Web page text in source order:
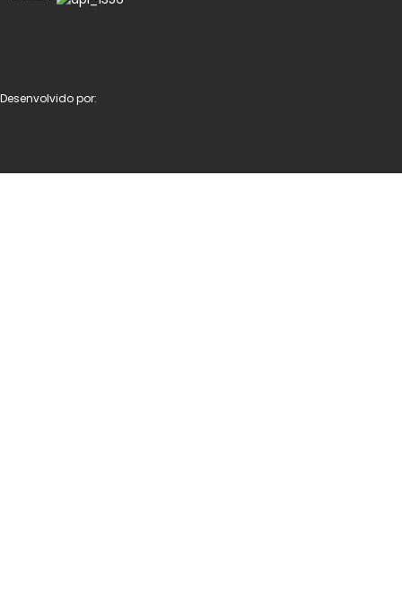
Desenvolvido por: